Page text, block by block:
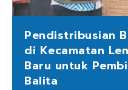
Pendistribusian
di Kecamatan
Baru untuk
Balita